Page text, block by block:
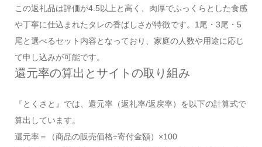
この返礼品は評価が4.5以上と高く、肉厚でふっくらとした食感
や丁寧に仕込まれたタレの香ばしさが特徴です。1尾・3尾・5
尾と選べるセット内容となっており、家庭の人数や用途に応じ
て申し込みが可能です。
還元率の算出とサイトの取り組み
『とくさと』では、還元率（返礼率/返戻率）を以下の計算式で
算出しています。
還元率＝（商品の販売価格÷寄付金額）×100